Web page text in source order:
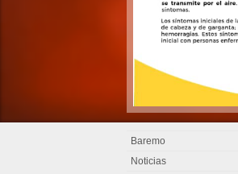
Baremo
Noticias